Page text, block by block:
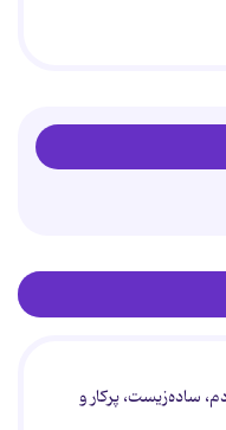
ساده‌زیست، پرکار و